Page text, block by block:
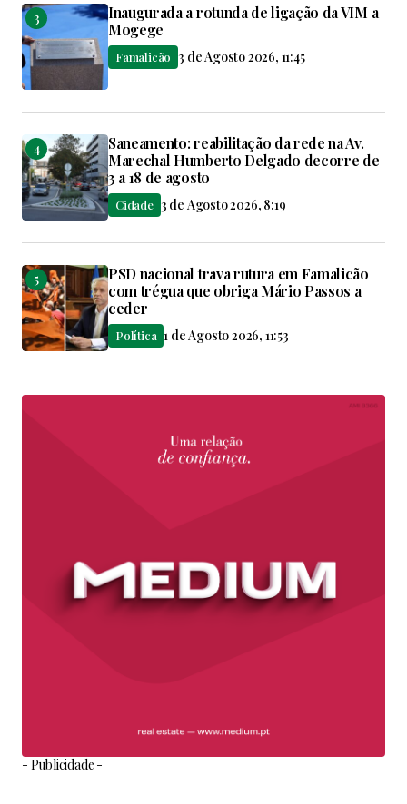
Inaugurada a rotunda de ligação da VIM a
Mogege
Famalicão 3 de Agosto 2026, 11:45
Saneamento: reabilitação da rede na Av.
Marechal Humberto Delgado decorre de
3 a 18 de agosto
Cidade 3 de Agosto 2026, 8:19
PSD nacional trava rutura em Famalicão
com trégua que obriga Mário Passos a
ceder
Política 1 de Agosto 2026, 11:53
- Publicidade -